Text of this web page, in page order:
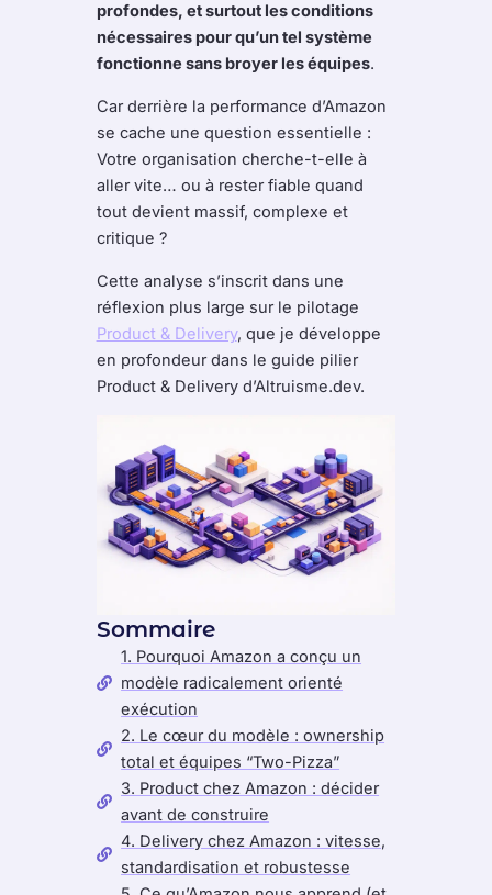
profondes, et surtout les conditions
nécessaires pour qu’un tel système
fonctionne sans broyer les équipes.
Car derrière la performance d’Amazon
se cache une question essentielle :
Votre organisation cherche-t-elle à
aller vite… ou à rester fiable quand
tout devient massif, complexe et
critique ?
Cette analyse s’inscrit dans une
réflexion plus large sur le pilotage
Product & Delivery, que je développe
en profondeur dans le guide pilier
Product & Delivery d’Altruisme.dev.
Sommaire
1. Pourquoi Amazon a conçu un
modèle radicalement orienté
exécution
2. Le cœur du modèle : ownership
total et équipes “Two-Pizza”
3. Product chez Amazon : décider
avant de construire
4. Delivery chez Amazon : vitesse,
standardisation et robustesse